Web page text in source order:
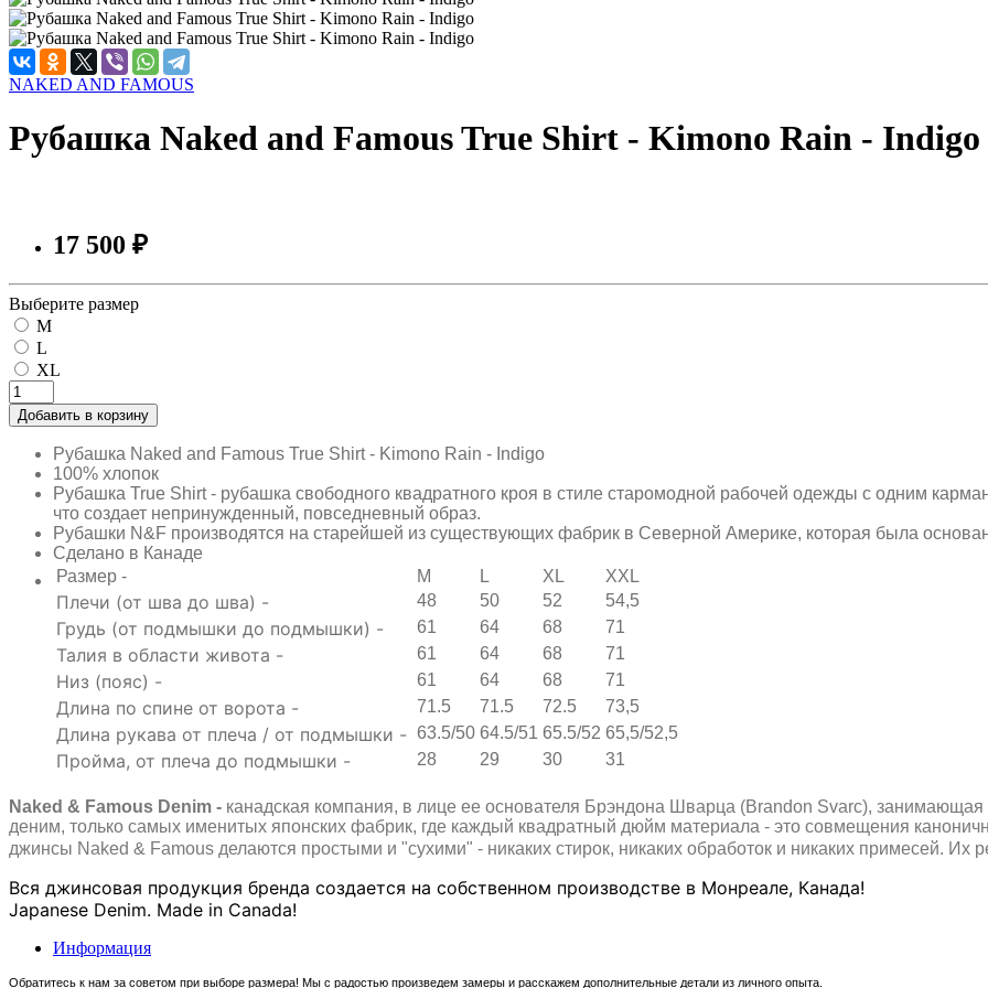
NAKED AND FAMOUS
Рубашка Naked and Famous True Shirt - Kimono Rain - Indigo
17 500 ₽
Выберите размер
M
L
XL
Добавить в корзину
Рубашка Naked and Famous True Shirt - Kimono Rain - Indigo
100% хлопок
Рубашка True Shirt - рубашка свободного квадратного кроя в стиле старомодной рабочей одежды с одним
что создает непринужденный, повседневный образ.
Рубашки N&F производятся на старейшей из существующих фабрик в Северной Америке, которая была
Сделано в Канаде
Размер -
M L XL XXL
Плечи (от шва до шва) - 48 50 52 54,5
Грудь (от подмышки до подмышки) - 61 64 68 71
Талия в области живота - 61 64 68 71
Низ (пояс) - 61 64 68 71
Длина по спине от ворота - 71.5 71.5 72.5 73,5
Длина рукава от плеча / от подмышки - 63.5/50 64.5/51 65.5/52 65,5/52,5
Пройма, от плеча до подмышки - 28 29 30 31
Naked & Famous Denim - канадская компания, в лице ее основателя Брэндона Шварца (Brandon Svarc),
деним, только самых именитых японских фабрик, где каждый квадратный дюйм материала - это совмещения
джинсы Naked & Famous делаются простыми и "сухими" - никаких стирок, никаких обработок и никаких примесей.
Вся джинсовая продукция бренда создается на собственном производстве в Монреале, Канада!
Japanese Denim. Made in Canada!
Информация
Обратитесь к нам за советом при выборе размера! Мы с радостью произведем замеры и расскажем дополнительные детали из личного опыта.